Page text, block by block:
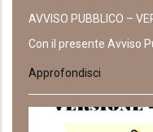
AVVISO PUBBLICO –
Con il presente Avviso
Approfondisci